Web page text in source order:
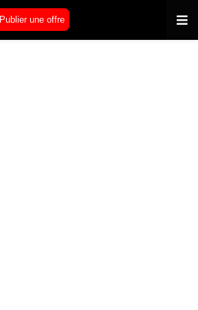
Publier une offre